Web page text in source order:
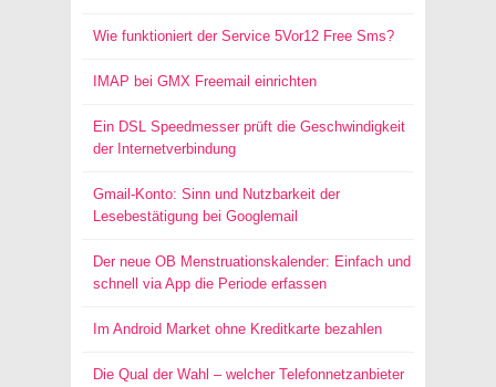
Wie funktioniert der Service 5Vor12 Free Sms?
IMAP bei GMX Freemail einrichten
Ein DSL Speedmesser prüft die Geschwindigkeit
der Internetverbindung
Gmail-Konto: Sinn und Nutzbarkeit der
Lesebestätigung bei Googlemail
Der neue OB Menstruationskalender: Einfach und
schnell via App die Periode erfassen
Im Android Market ohne Kreditkarte bezahlen
Die Qual der Wahl – welcher Telefonnetzanbieter